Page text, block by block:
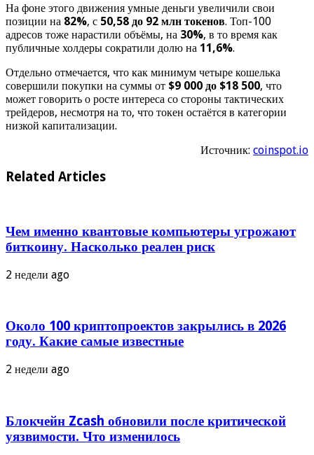
На фоне этого движения умные деньги увеличили свои
позиции на 82%, с 50,58 до 92 млн токенов. Топ-100
адресов тоже нарастили объёмы, на 30%, в то время как
публичные холдеры сократили долю на 11,6%.
Отдельно отмечается, что как минимум четыре кошелька
совершили покупки на суммы от $9 000 до $18 500, что
может говорить о росте интереса со стороны тактических
трейдеров, несмотря на то, что токен остаётся в категории
низкой капитализации.
Источник: coinspot.io
Related Articles
Чем именно квантовые компьютеры угрожают
биткоину. Насколько реален риск
2 недели ago
Около 100 криптопроектов закрылись в 2026
году. Какие самые известные
2 недели ago
Блокчейн Zcash обновили после критической
уязвимости. Что изменилось